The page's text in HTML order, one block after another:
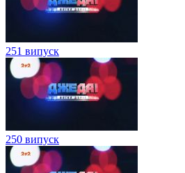
251 випуск
250 випуск